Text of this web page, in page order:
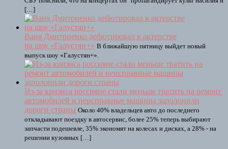
[…]
Ваня Дмитриенко дебютировал в актерстве
на шоу «Галустян+» В ближайшую пятницу выйдет новый
выпуск шоу «Галустян+».
Из-за кризиса россияне стали меньше тратить на ремонт
автомобилей и неисправные машины заполонили
дороги страны Около 40% владельцев авто до последнего
откладывают поездку в автосервис, более 25% теперь выбирают
запчасти подешевле, 35% экономят на колесах и дисках, а 28% - на
решении кузовных […]